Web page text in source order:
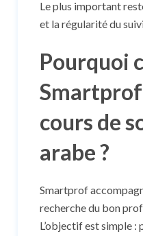
Le plus important
et la régularité du
Pourquoi
cours de
arabe ?
Smartprof
recherche du bon
L’objectif est simple :